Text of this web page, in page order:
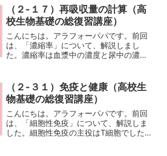
注目して覚えてみるとわりと共通点があ
ることがわかります。今回は、...
（２-１７）再吸収量の計算（高
校生物基礎の総復習講座）
こんにちは。アラフォーパパです。前回
は、「濃縮率」について、解説しまし
た。濃縮率は血漿中の濃度と尿中の濃度
原尿量を簡単に出すことができました。
ただし、血漿中の濃度と原尿...
（２-３１）免疫と健康（高校生
物基礎の総復習講座）
こんにちは。アラフォーパパです。前回
は、「細胞性免疫」について、解説しま
した。細胞性免疫の主役はT細胞でした